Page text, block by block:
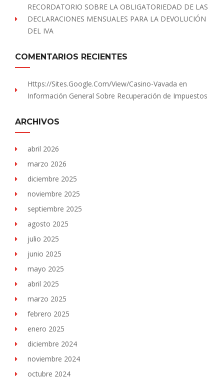
RECORDATORIO SOBRE LA OBLIGATORIEDAD DE LAS
DECLARACIONES MENSUALES PARA LA DEVOLUCIÓN
DEL IVA
COMENTARIOS RECIENTES
Https://sites.Google.com/view/Casino-Vavada en
Información General Sobre Recuperación de Impuestos
ARCHIVOS
abril 2026
marzo 2026
diciembre 2025
noviembre 2025
septiembre 2025
agosto 2025
julio 2025
junio 2025
mayo 2025
abril 2025
marzo 2025
febrero 2025
enero 2025
diciembre 2024
noviembre 2024
octubre 2024